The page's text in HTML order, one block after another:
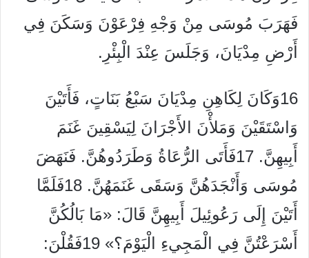
فَهَرَبَ مُوسَى مِنْ وَجْهِ فِرْعَوْنَ وَسَكَنَ فِي
أَرْضِ مِدْيَانَ، وَجَلَسَ عِنْدَ الْبِئْرِ.
16وَكَانَ لِكَاهِنِ مِدْيَانَ سَبْعُ بَنَاتٍ، فَأَتَيْنَ
وَاسْتَقَيْنَ وَمَلأْنَ الأَجْرَانَ لِيَسْقِينَ غَنَمَ
أَبِيهِنَّ. 17فَأَتَى الرُّعَاةُ وَطَرَدُوهُنَّ. فَنَهَضَ
مُوسَى وَأَنْجَدَهُنَّ وَسَقَى غَنَمَهُنَّ. 18فَلَمَّا
أَتَيْنَ إِلَى رَعُوئِيلَ أَبِيهِنَّ قَالَ: «مَا بَالُكُنَّ
أَسْرَعْتُنَّ فِي الْمَجِيءِ الْيَوْمَ؟» 19فَقُلْنَ: